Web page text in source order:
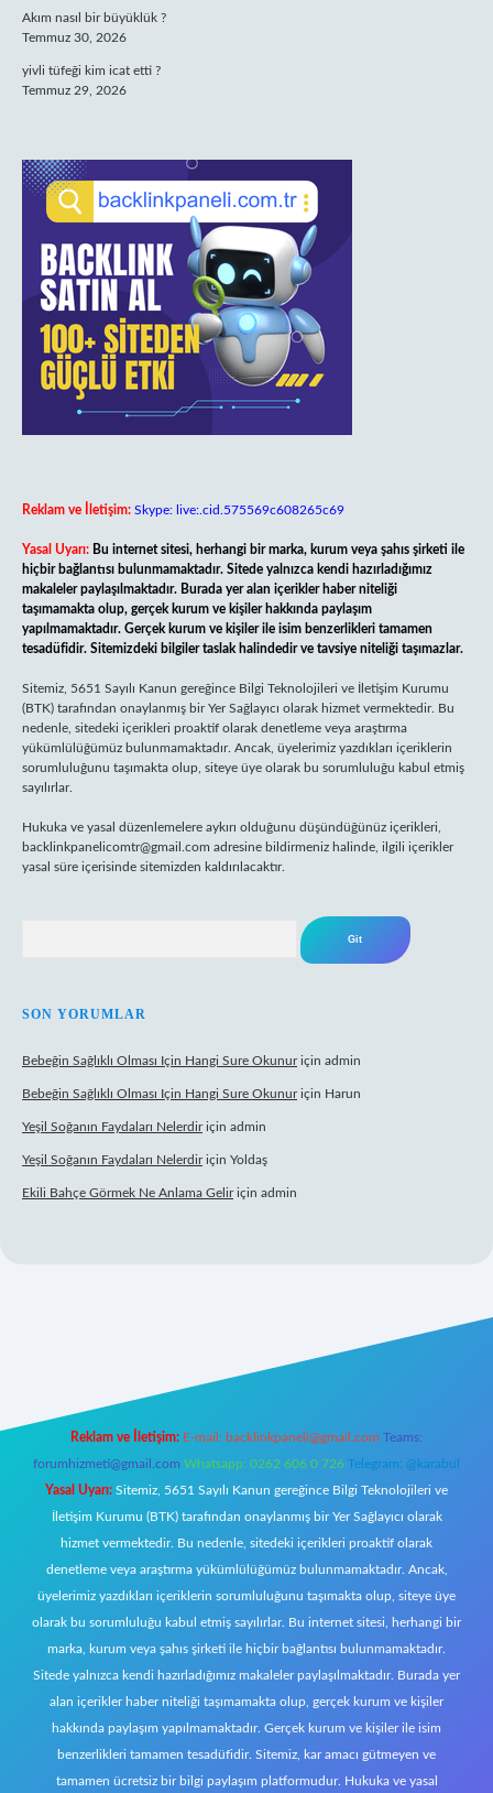
Akım nasıl bir büyüklük ?
Temmuz 30, 2026
yivli tüfeği kim icat etti ?
Temmuz 29, 2026
Reklam ve İletişim: Skype: live:.cid.575569c608265c69
Yasal Uyarı: Bu internet sitesi, herhangi bir marka, kurum veya şahıs şirketi ile
hiçbir bağlantısı bulunmamaktadır. Sitede yalnızca kendi hazırladığımız
makaleler paylaşılmaktadır. Burada yer alan içerikler haber niteliği
taşımamakta olup, gerçek kurum ve kişiler hakkında paylaşım
yapılmamaktadır. Gerçek kurum ve kişiler ile isim benzerlikleri tamamen
tesadüfidir. Sitemizdeki bilgiler taslak halindedir ve tavsiye niteliği taşımazlar.
Sitemiz, 5651 Sayılı Kanun gereğince Bilgi Teknolojileri ve İletişim Kurumu
(BTK) tarafından onaylanmış bir Yer Sağlayıcı olarak hizmet vermektedir. Bu
nedenle, sitedeki içerikleri proaktif olarak denetleme veya araştırma
yükümlülüğümüz bulunmamaktadır. Ancak, üyelerimiz yazdıkları içeriklerin
sorumluluğunu taşımakta olup, siteye üye olarak bu sorumluluğu kabul etmiş
sayılırlar.
Hukuka ve yasal düzenlemelere aykırı olduğunu düşündüğünüz içerikleri,
backlinkpanelicomtr@gmail.com adresine bildirmeniz halinde, ilgili içerikler
yasal süre içerisinde sitemizden kaldırılacaktır.
SON YORUMLAR
Bebeğin Sağlıklı Olması Için Hangi Sure Okunuriçin admin
Bebeğin Sağlıklı Olması Için Hangi Sure Okunuriçin Harun
Yeşil Soğanın Faydaları Nelerdiriçin admin
Yeşil Soğanın Faydaları Nelerdiriçin Yoldaş
Ekili Bahçe Görmek Ne Anlama Geliriçin admin
Reklam ve İletişim: E-mail: backlinkpaneli@gmail.com Teams:
forumhizmeti@gmail.com Whatsapp: 0262 606 0 726 Telegram: @karabul
Yasal Uyarı: Sitemiz, 5651 Sayılı Kanun gereğince Bilgi Teknolojileri ve
İletişim Kurumu (BTK) tarafından onaylanmış bir Yer Sağlayıcı olarak
hizmet vermektedir. Bu nedenle, sitedeki içerikleri proaktif olarak
denetleme veya araştırma yükümlülüğümüz bulunmamaktadır. Ancak,
üyelerimiz yazdıkları içeriklerin sorumluluğunu taşımakta olup, siteye üye
olarak bu sorumluluğu kabul etmiş sayılırlar. Bu internet sitesi, herhangi bir
marka, kurum veya şahıs şirketi ile hiçbir bağlantısı bulunmamaktadır.
Sitede yalnızca kendi hazırladığımız makaleler paylaşılmaktadır. Burada yer
alan içerikler haber niteliği taşımamakta olup, gerçek kurum ve kişiler
hakkında paylaşım yapılmamaktadır. Gerçek kurum ve kişiler ile isim
benzerlikleri tamamen tesadüfidir. Sitemiz, kar amacı gütmeyen ve
tamamen ücretsiz bir bilgi paylaşım platformudur. Hukuka ve yasal